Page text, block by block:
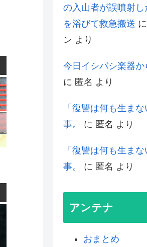
の入山者が誤噴射し
を浴びて救急搬送 に
ン より
今日イシバシ楽器か
に 匿名 より
「復讐は何も生ま
事。
に 匿名 より
「復讐は何も生ま
事。
に 匿名 より
アンテナ
おまとめ